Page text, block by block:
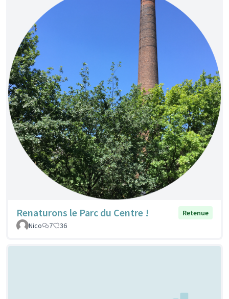
Renaturons le Parc du Centre !
Retenue
Nico
7 36